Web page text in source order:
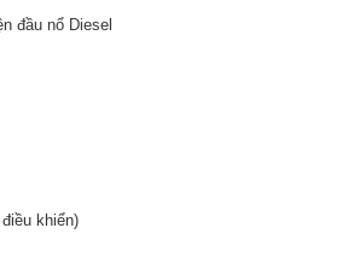
đầu nổ Diesel
khiển)